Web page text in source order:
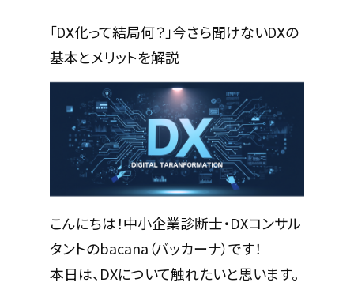
「DX化って結局何？」今さら聞けないDXの
基本とメリットを解説
こんにちは！中小企業診断士・DXコンサル
タントのbacana（バッカーナ）です！
本日は、DXについて触れたいと思います。